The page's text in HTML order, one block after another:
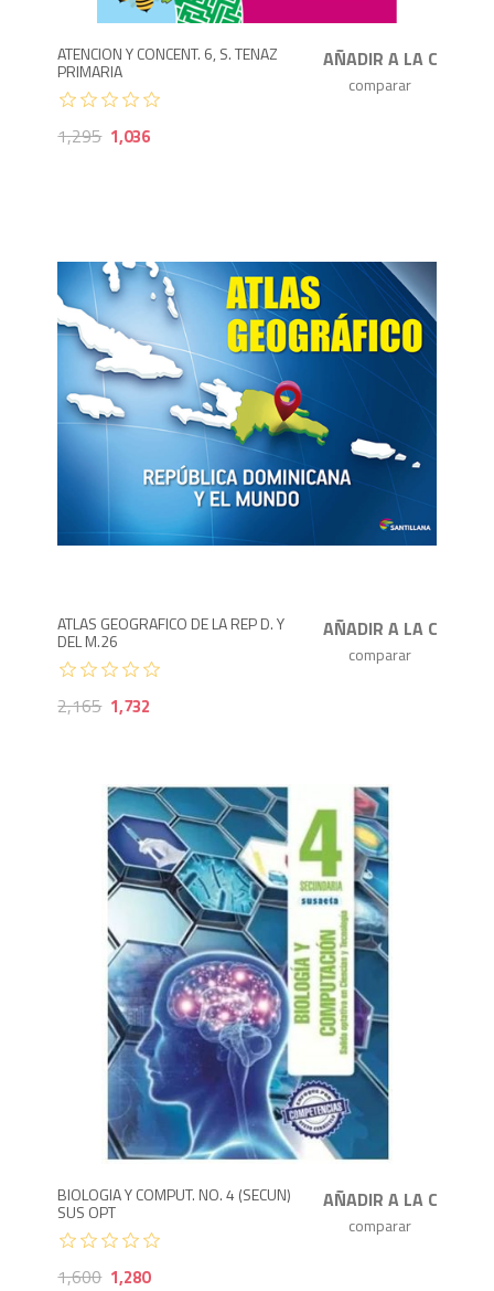
ATENCION Y CONCENT. 6, S. TENAZ
PRIMARIA
1,295 1,036
ATLAS GEOGRAFICO DE LA REP D. Y
DEL M.26
2,165 1,732
BIOLOGIA Y COMPUT. NO. 4 (SECUN)
SUS OPT
1,600 1,280